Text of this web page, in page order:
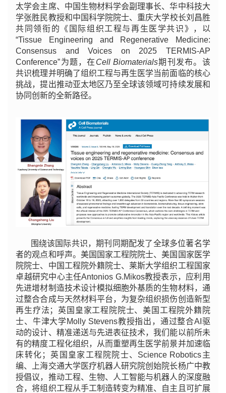
太学会主席、中国生物材料学会副理事长、华中科技大
学张胜民教授和中国科学院院士、重庆大学校长刘昌胜
共同领衔的《国际组织工程与再生医学共识》，以
“Tissue Engineering and Regenerative Medicine:
Consensus and Voices on 2025 TERMIS-AP
Conference”为题，在 Cell Biomaterials期刊 发布。该
共识梳理并明确了组织工程与再生医学当前面临的核心
挑战，提出推动亚太地区乃至全球该领域可持续发展和
协同创新的全新路径。
围绕该国际共识，期刊同期配发了全球多位著名学
者的观点和呼声。美国国家工程院院士、美国国家医学
院院士、中国工程院外籍院士、莱斯大学组织工程国家
卓越研究中心主任Antonios G.Mikos教授表示，应利用
先进增材制造技术设计模拟细胞外基质的生物材料，通
过整合合成与天然材料平台，为复杂组织损伤创造新型
再生疗法；英国皇家工程院院士、美国工程院外籍院
士、牛津大学Molly Stevens教授指出，通过整合AI驱
动的设计、精准递送与先进表征技术，我们能以前所未
有的精度工程化组织，从而重塑再生医学前景并加速临
床转化；英国皇家工程院院士、Science Robotics主
编、上海交通大学医疗机器人研究院创始院长杨广中教
授倡议，推动工程、生物、人工智能与机器人的深度融
合，将组织工程从手工制造转变为精准、自主且可扩展